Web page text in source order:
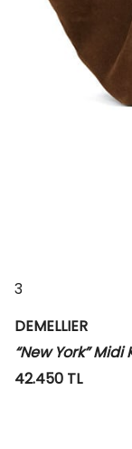
3
DEMELLIER
“New York”
42.450 TL